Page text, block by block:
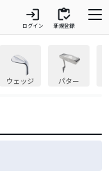
login
ログイン
inventory
新規登録
ウェッジ パター